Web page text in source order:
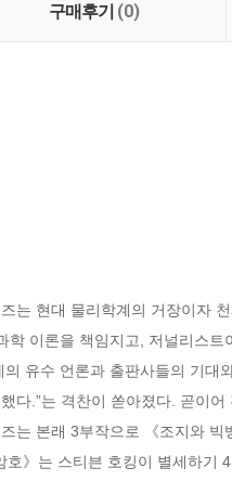
구매후기 (0)
는 현대 물리학계의 거장이자
학 이론을 책임지고, 저널리스
유수 언론과 출판사들의 기
다.”는 격찬이 쏟아졌다. 곧이
는 본래 3부작으로 《조지와
》는 스티븐 호킹이 별세하